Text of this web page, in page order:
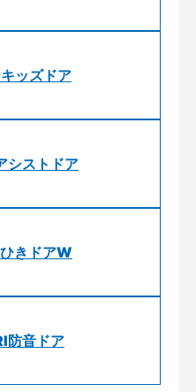
ッズドア
シストドア
きドアW
防音ドア